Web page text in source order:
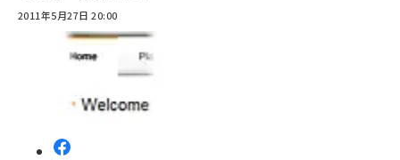
2011年5月27日 20:00